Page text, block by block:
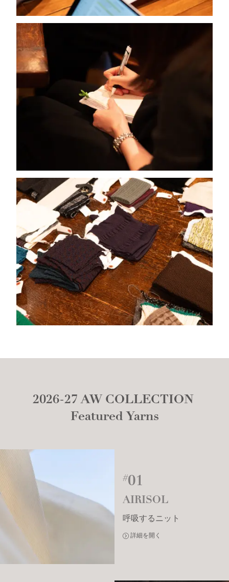
2026-27 AW COLLECTION
Featured Yarns
#01
AIRISOL
呼吸するニット
詳細を開く